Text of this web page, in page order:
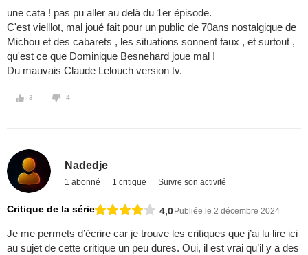
une cata ! pas pu aller au delà du 1er épisode.
C'est vielllot, mal joué fait pour un public de 70ans nostalgique de
Michou et des cabarets , les situations sonnent faux , et surtout ,
qu'est ce que Dominique Besnehard joue mal !
Du mauvais Claude Lelouch version tv.
3 4
Nadedje
1 abonné 1 critique Suivre son activité
Critique de la série 4,0Publiée le 2 décembre 2024
Je me permets d’écrire car je trouve les critiques que j’ai lu lire ici
au sujet de cette critique un peu dures. Oui, il est vrai qu’il y a des